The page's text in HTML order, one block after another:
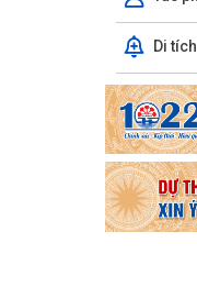
Di
Hội nghị
Công văn
v/v công
nhận...
Lớp bồi
thống và
2026